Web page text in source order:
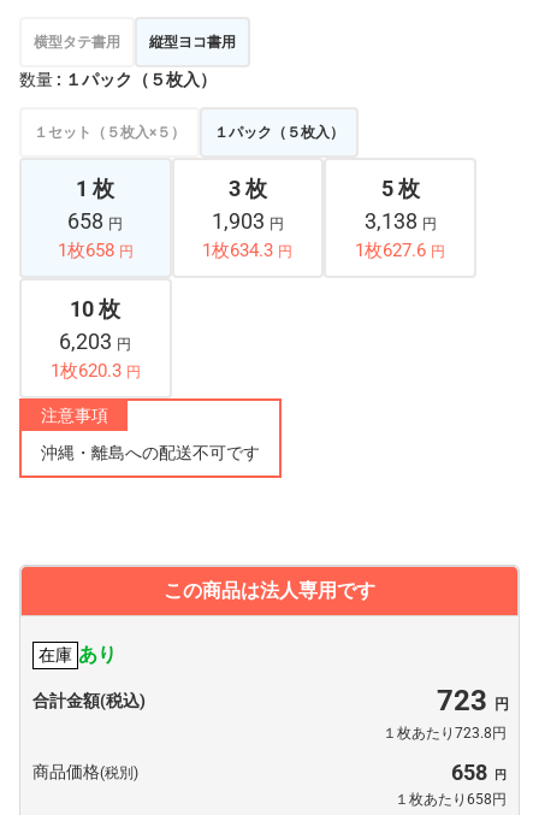
横型タテ書用 縦型ヨコ書用
数量 : １パック（５枚入）
１セット（５枚入×５） １パック（５枚入）
1 枚
658 円
1枚658 円
3 枚
1,903 円
1枚634.3 円
5 枚
3,138 円
1枚627.6 円
10 枚
6,203 円
1枚620.3 円
注意事項
沖縄・離島への配送不可です
この商品は法人専用です
在庫 あり
合計金額(税込) 723
１枚あたり723.8円
商品価格(税別) 658
１枚あたり658円